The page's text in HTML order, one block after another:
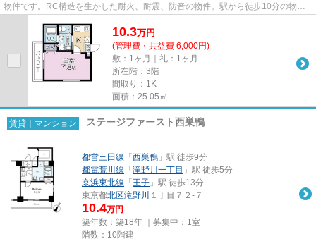
物件です。RC構造を生かした耐火、耐震、防音の物件。駅から徒歩10分の物件
10.3万円
(管理費・共益費 6,000円)
敷：1ヶ月｜礼：1ヶ月
所在階：3階
間取り：1K
面積：25.05㎡
賃貸｜マンション ステージファースト西巣鴨
都営三田線 「 西巣鴨 」駅 徒歩9分
都電荒川線 「 滝野川一丁目 」駅 徒歩5分
京浜東北線 「 王子 」駅 徒歩13分
東京都北区滝野川 １丁目７２-７
10.4万円
築年数：築18年 ｜募集中： 1室
階数：10階建